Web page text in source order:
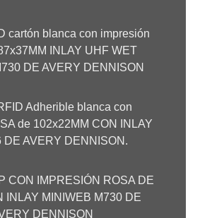
cartón blanca con impresión
INLAY UHF WET
DE AVERY DENNISON
Adherible blanca con
de 102x22MM CON INLAY
DE AVERY DENNISON.
CON IMPRESIÓN ROSA DE
INLAY MINIWEB M730 DE
DENNISON